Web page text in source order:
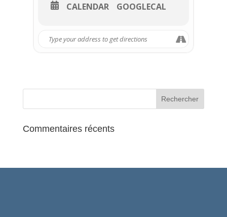
Tarif : CALENDAR GOOGLECAL
Commentaires récents